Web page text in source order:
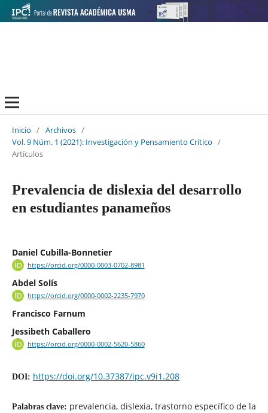
Inicio / Archivos /
Vol. 9 Núm. 1 (2021): Investigación y Pensamiento Crítico /
Artículos
Prevalencia de dislexia del desarrollo
en estudiantes panameños
Daniel Cubilla-Bonnetier
https://orcid.org/0000-0003-0702-8981
Abdel Solís
https://orcid.org/0000-0002-2235-7970
Francisco Farnum
Jessibeth Caballero
https://orcid.org/0000-0002-5620-5860
DOI: https://doi.org/10.37387/ipc.v9i1.208
Palabras clave: prevalencia, dislexia, trastorno específico de la